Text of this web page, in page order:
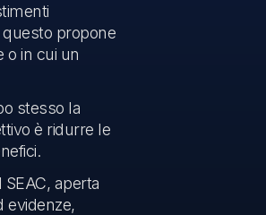
questo propone
o in cui un
stesso la
è ridurre le
aperta
evidenze,